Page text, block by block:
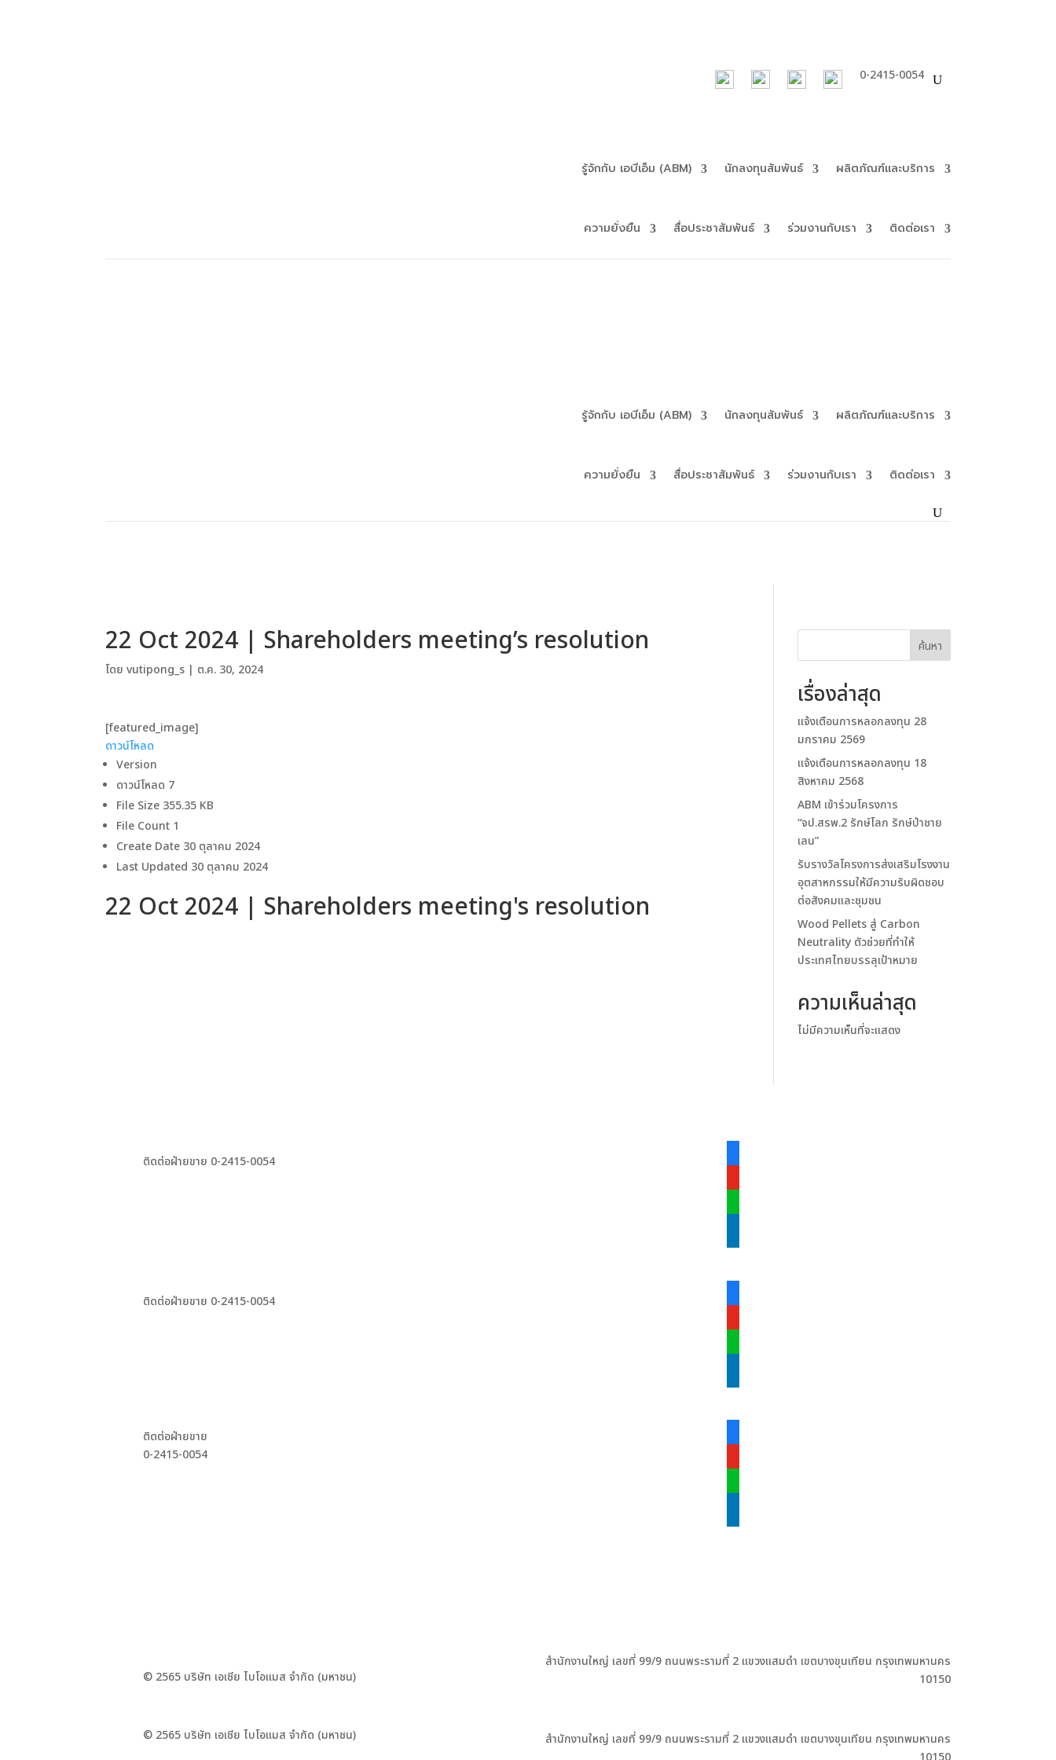
0-2415-0054
รู้จักกับ เอบีเอ็ม (ABM) นักลงทุนสัมพันธ์ ผลิตภัณฑ์และบริการ
ความยั่งยืน สื่อประชาสัมพันธ์ ร่วมงานกับเรา ติดต่อเรา
รู้จักกับ เอบีเอ็ม (ABM) นักลงทุนสัมพันธ์ ผลิตภัณฑ์และบริการ
ความยั่งยืน สื่อประชาสัมพันธ์ ร่วมงานกับเรา ติดต่อเรา
22 Oct 2024 | Shareholders meeting’s resolution
โดยvutipong_s | ต.ค. 30, 2024
[featured_image]
ดาวน์โหลด
Version
ดาวน์โหลด 7
File Size 355.35 KB
File Count 1
Create Date 30 ตุลาคม 2024
Last Updated 30 ตุลาคม 2024
22 Oct 2024 | Shareholders meeting's resolution
ค้นหา
เรื่องล่าสุด
แจ้งเตือนการหลอกลงทุน 28
มกราคม 2569
แจ้งเตือนการหลอกลงทุน 18
สิงหาคม 2568
ABM เข้าร่วมโครงการ
“จป.สรพ.2 รักษ์โลก รักษ์ป่าชาย
เลน”
รับรางวัลโครงการส่งเสริมโรงงาน
อุตสาหกรรมให้มีความรับผิดชอบ
ต่อสังคมและชุมชน
Wood Pellets สู่ Carbon
Neutrality ตัวช่วยที่ทำให้
ประเทศไทยบรรลุเป้าหมาย
ความเห็นล่าสุด
ไม่มีความเห็นที่จะแสดง
ติดต่อฝ่ายขาย 0-2415-0054
ติดต่อฝ่ายขาย 0-2415-0054
ติดต่อฝ่ายขาย
0-2415-0054
© 2565 บริษัท เอเชีย ไบโอแมส จำกัด (มหาชน)
สำนักงานใหญ่ เลขที่ 99/9 ถนนพระรามที่ 2 แขวงแสมดำ เขตบางขุนเทียน กรุงเทพมหานคร
10150
© 2565 บริษัท เอเชีย ไบโอแมส จำกัด (มหาชน)
สำนักงานใหญ่ เลขที่ 99/9 ถนนพระรามที่ 2 แขวงแสมดำ เขตบางขุนเทียน กรุงเทพมหานคร